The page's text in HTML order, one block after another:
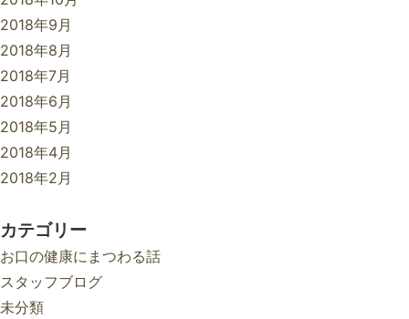
2018年9月
2018年8月
2018年7月
2018年6月
2018年5月
2018年4月
2018年2月
カテゴリー
お口の健康にまつわる話
スタッフブログ
未分類